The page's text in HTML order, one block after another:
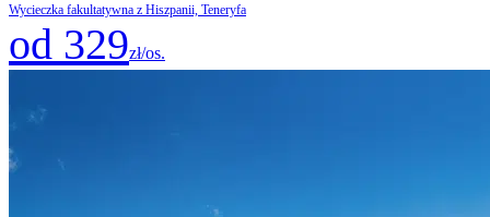
Wycieczka fakultatywna z Hiszpanii, Teneryfa
od 329zł/os.